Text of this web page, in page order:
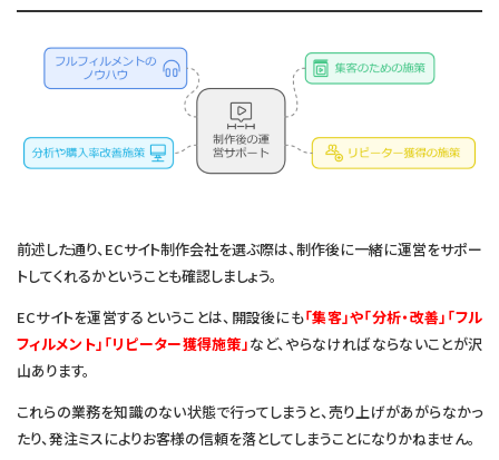
前述した通り、ECサイト制作会社を選ぶ際は、制作後に一緒に運営をサポー
トしてくれるかということも確認しましょう。
ECサイトを運営するということは、開設後にも「集客」や「分析・改善」「フル
フィルメント」「リピーター獲得施策」など、やらなければならないことが沢
山あります。
これらの業務を知識のない状態で行ってしまうと、売り上げがあがらなかっ
たり、発注ミスによりお客様の信頼を落としてしまうことになりかねません。